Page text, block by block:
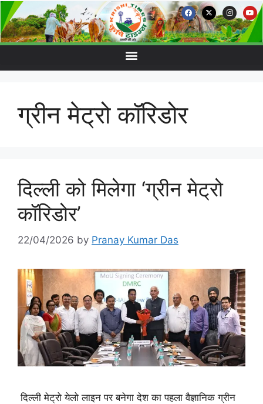
ग्रीन मेट्रो कॉरिडोर
दिल्ली को मिलेगा ‘ग्रीन मेट्रो
कॉरिडोर’
22/04/2026 by Pranay Kumar Das
दिल्ली मेट्रो येलो लाइन पर बनेगा देश का पहला वैज्ञानिक ग्रीन